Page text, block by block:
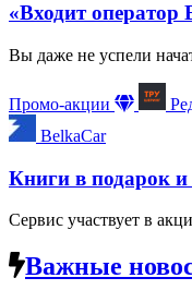
«Входит
Вы даже не успели
Промо-акции
BelkaCar
Книги в подарок
Сервис участвует в
Важные